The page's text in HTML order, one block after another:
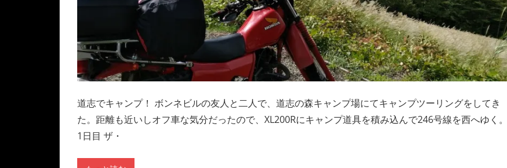
道志でキャンプ！ ボンネビルの友人と二人で、道志の森キャンプ場にてキャンプツーリングをしてき
た。距離も近いしオフ車な気分だったので、XL200Rにキャンプ道具を積み込んで246号線を西へゆく。
1日目 ザ・